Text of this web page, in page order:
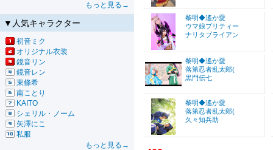
もっと見る→
▼人気キャラクター
初音ミク
オリジナル衣装
鏡音リン
鏡音レン
東條希
南ことり
KAITO
シェリル・ノーム
矢澤にこ
私服
もっと見る→
黎明◆遙か愛
ウマ娘プリティー
ナリタブライアン
黎明◆遙か愛
落第忍者乱太郎(
黒門伝七
黎明◆遙か愛
落第忍者乱太郎(
久々知兵助